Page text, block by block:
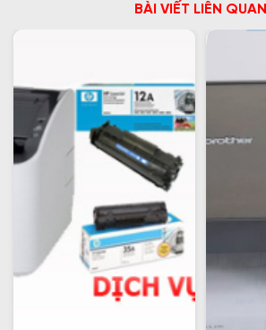
BÀI VIẾT LIÊN QUAN